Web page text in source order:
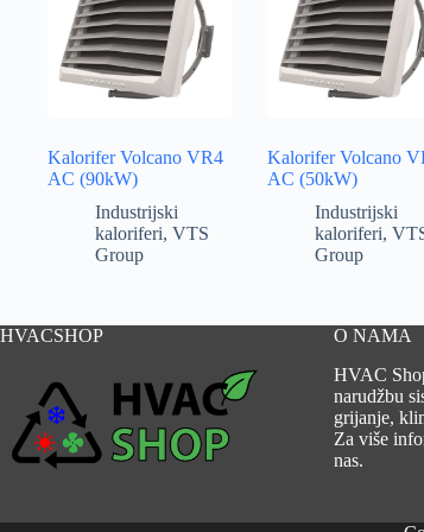
Kalorifer Volcano VR4
AC (90kW)
Industrijski
kaloriferi, VTS
Group
Kalorifer Volcano
AC (50kW)
Industrijski
kaloriferi,
Group
HVACSHOP
O NAMA
HVAC
narudžbu
grijanje,
Za više
nas.